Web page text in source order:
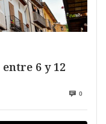
entre 6 y 12
0